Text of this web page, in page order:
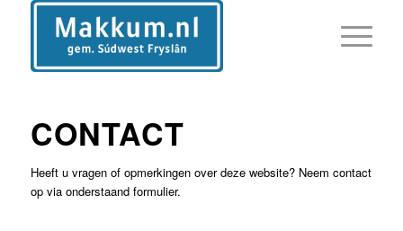
CONTACT
Heeft u vragen of opmerkingen over deze website? Neem contact
op via onderstaand formulier.